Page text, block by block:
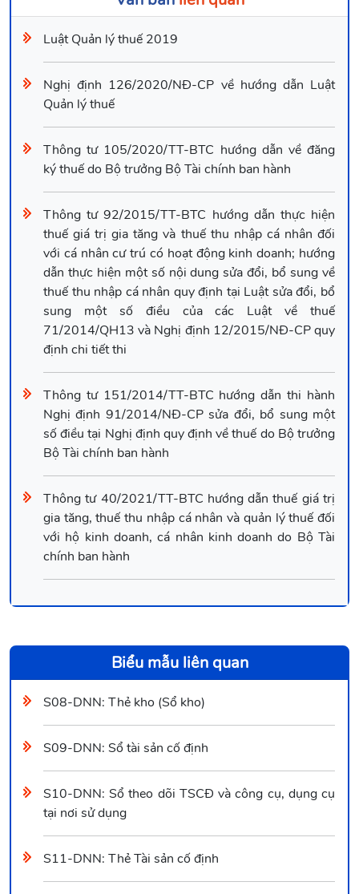
Luật Quản lý thuế 2019
Nghị định 126/2020/NĐ-CP về hướng dẫn Luật
Quản lý thuế
Thông tư 105/2020/TT-BTC hướng dẫn về đăng
ký thuế do Bộ trưởng Bộ Tài chính ban hành
Thông tư 92/2015/TT-BTC hướng dẫn thực hiện
thuế giá trị gia tăng và thuế thu nhập cá nhân đối
với cá nhân cư trú có hoạt động kinh doanh; hướng
dẫn thực hiện một số nội dung sửa đổi, bổ sung về
thuế thu nhập cá nhân quy định tại Luật sửa đổi, bổ
sung một số điều của các Luật về thuế
71/2014/QH13 và Nghị định 12/2015/NĐ-CP quy
định chi tiết thi
Thông tư 151/2014/TT-BTC hướng dẫn thi hành
Nghị định 91/2014/NĐ-CP sửa đổi, bổ sung một
số điều tại Nghị định quy định về thuế do Bộ trưởng
Bộ Tài chính ban hành
Thông tư 40/2021/TT-BTC hướng dẫn thuế giá trị
gia tăng, thuế thu nhập cá nhân và quản lý thuế đối
với hộ kinh doanh, cá nhân kinh doanh do Bộ Tài
chính ban hành
Biểu mẫu liên quan
S08-DNN: Thẻ kho (Sổ kho)
S09-DNN: Sổ tài sản cố định
S10-DNN: Sổ theo dõi TSCĐ và công cụ, dụng cụ
tại nơi sử dụng
S11-DNN: Thẻ Tài sản cố định